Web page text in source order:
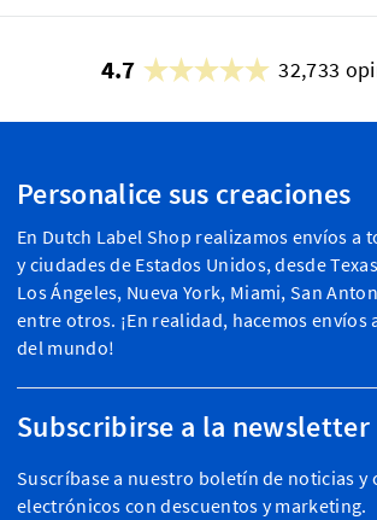
4.7 32,733
Personalice sus creaciones
En Dutch Label Shop realizamos envíos a
y ciudades de Estados Unidos, desde
Los Ángeles, Nueva York, Miami, San
entre otros. ¡En realidad, hacemos envíos
del mundo!
Subscribirse a la newsletter
Suscríbase a nuestro boletín de noticias y
electrónicos con descuentos y marketing.